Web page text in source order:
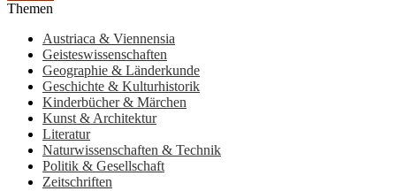
Themen
Austriaca & Viennensia
Geisteswissenschaften
Geographie & Länderkunde
Geschichte & Kulturhistorik
Kinderbücher & Märchen
Kunst & Architektur
Literatur
Naturwissenschaften & Technik
Politik & Gesellschaft
Zeitschriften